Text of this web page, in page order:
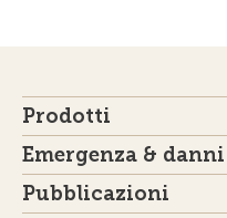
Prodotti
Emergenza & danni
Pubblicazioni